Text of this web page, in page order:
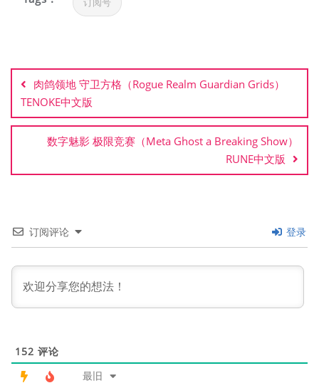
章
导
航
肉鸽领地 守卫方格（Rogue Realm Guardian Grids）
TENOKE中文版
数字魅影 极限竞赛（Meta Ghost a Breaking Show）
RUNE中文版
订阅评论 登录
152 评论
最旧